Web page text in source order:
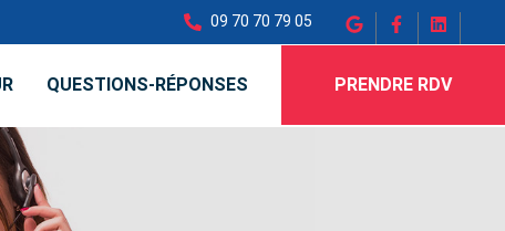
09 70 70 79 05
QUESTIONS-RÉPONSES PRENDRE RDV